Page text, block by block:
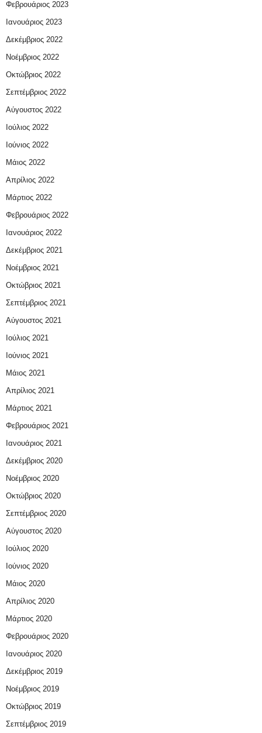
Φεβρουάριος 2023
Ιανουάριος 2023
Δεκέμβριος 2022
Νοέμβριος 2022
Οκτώβριος 2022
Σεπτέμβριος 2022
Αύγουστος 2022
Ιούλιος 2022
Ιούνιος 2022
Μάιος 2022
Απρίλιος 2022
Μάρτιος 2022
Φεβρουάριος 2022
Ιανουάριος 2022
Δεκέμβριος 2021
Νοέμβριος 2021
Οκτώβριος 2021
Σεπτέμβριος 2021
Αύγουστος 2021
Ιούλιος 2021
Ιούνιος 2021
Μάιος 2021
Απρίλιος 2021
Μάρτιος 2021
Φεβρουάριος 2021
Ιανουάριος 2021
Δεκέμβριος 2020
Νοέμβριος 2020
Οκτώβριος 2020
Σεπτέμβριος 2020
Αύγουστος 2020
Ιούλιος 2020
Ιούνιος 2020
Μάιος 2020
Απρίλιος 2020
Μάρτιος 2020
Φεβρουάριος 2020
Ιανουάριος 2020
Δεκέμβριος 2019
Νοέμβριος 2019
Οκτώβριος 2019
Σεπτέμβριος 2019